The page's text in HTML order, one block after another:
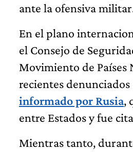
ante la ofensiva
En el plano
el Consejo de
Movimiento de Países
recientes
informado por Rusia,
entre Estados y fue
Mientras tanto,